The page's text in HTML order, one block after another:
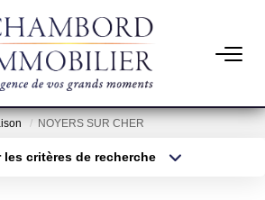
ACHAT
NOYERS SUR CHER
les critères de recherche